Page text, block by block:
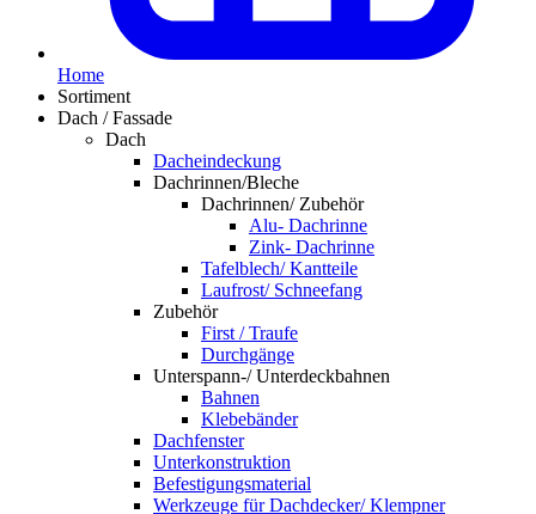
Home
Sortiment
Dach / Fassade
Dach
Dacheindeckung
Dachrinnen/Bleche
Dachrinnen/ Zubehör
Alu- Dachrinne
Zink- Dachrinne
Tafelblech/ Kantteile
Laufrost/ Schneefang
Zubehör
First / Traufe
Durchgänge
Unterspann-/ Unterdeckbahnen
Bahnen
Klebebänder
Dachfenster
Unterkonstruktion
Befestigungsmaterial
Werkzeuge für Dachdecker/ Klempner